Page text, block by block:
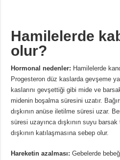
Hamilelerde
olur?
Hormonal nedenler: Hamilelerde
Progesteron düz kaslarda gevşeme
kaslarını gevşettiği gibi mide ve
midenin boşalma süresini uzatır.
dışkının anüse iletilme süresi uzar.
süresi uzayınca dışkının suyu
dışkının katılaşmasına sebep olur.
Hareketin azalması: Gebelerde